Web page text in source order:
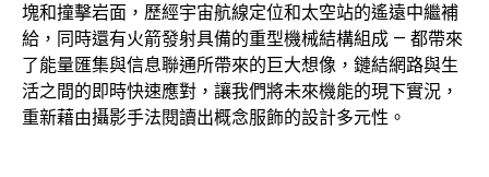
塊和撞擊岩面，歷經宇宙航線定位和太空站的遙遠中繼補
給，同時還有火箭發射具備的重型機械結構組成 — 都帶來
了能量匯集與信息聯通所帶來的巨大想像，鏈結網路與生
活之間的即時快速應對，讓我們將未來機能的現下實況，
重新藉由攝影手法閱讀出概念服飾的設計多元性。